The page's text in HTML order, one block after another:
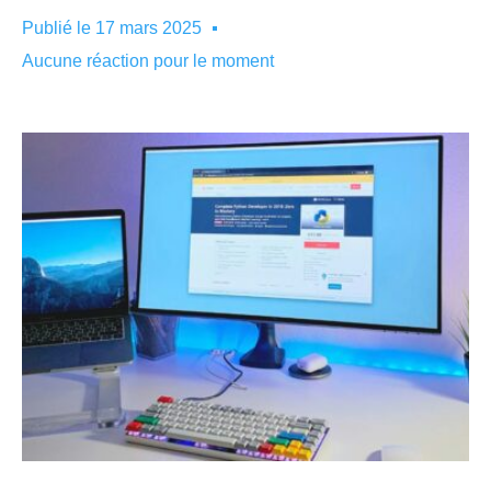
Publié le 17 mars 2025
Aucune réaction pour le moment